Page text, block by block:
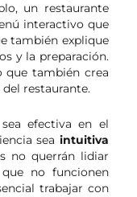
un restaurante
interactivo que
también explique
y la preparación.
que también crea
restaurante.
efectiva en el
sea intuitiva
no querrán lidiar
no funcionen
trabajar con